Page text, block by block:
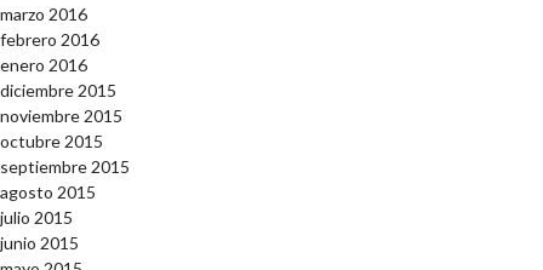
marzo 2016
febrero 2016
enero 2016
diciembre 2015
noviembre 2015
octubre 2015
septiembre 2015
agosto 2015
julio 2015
junio 2015